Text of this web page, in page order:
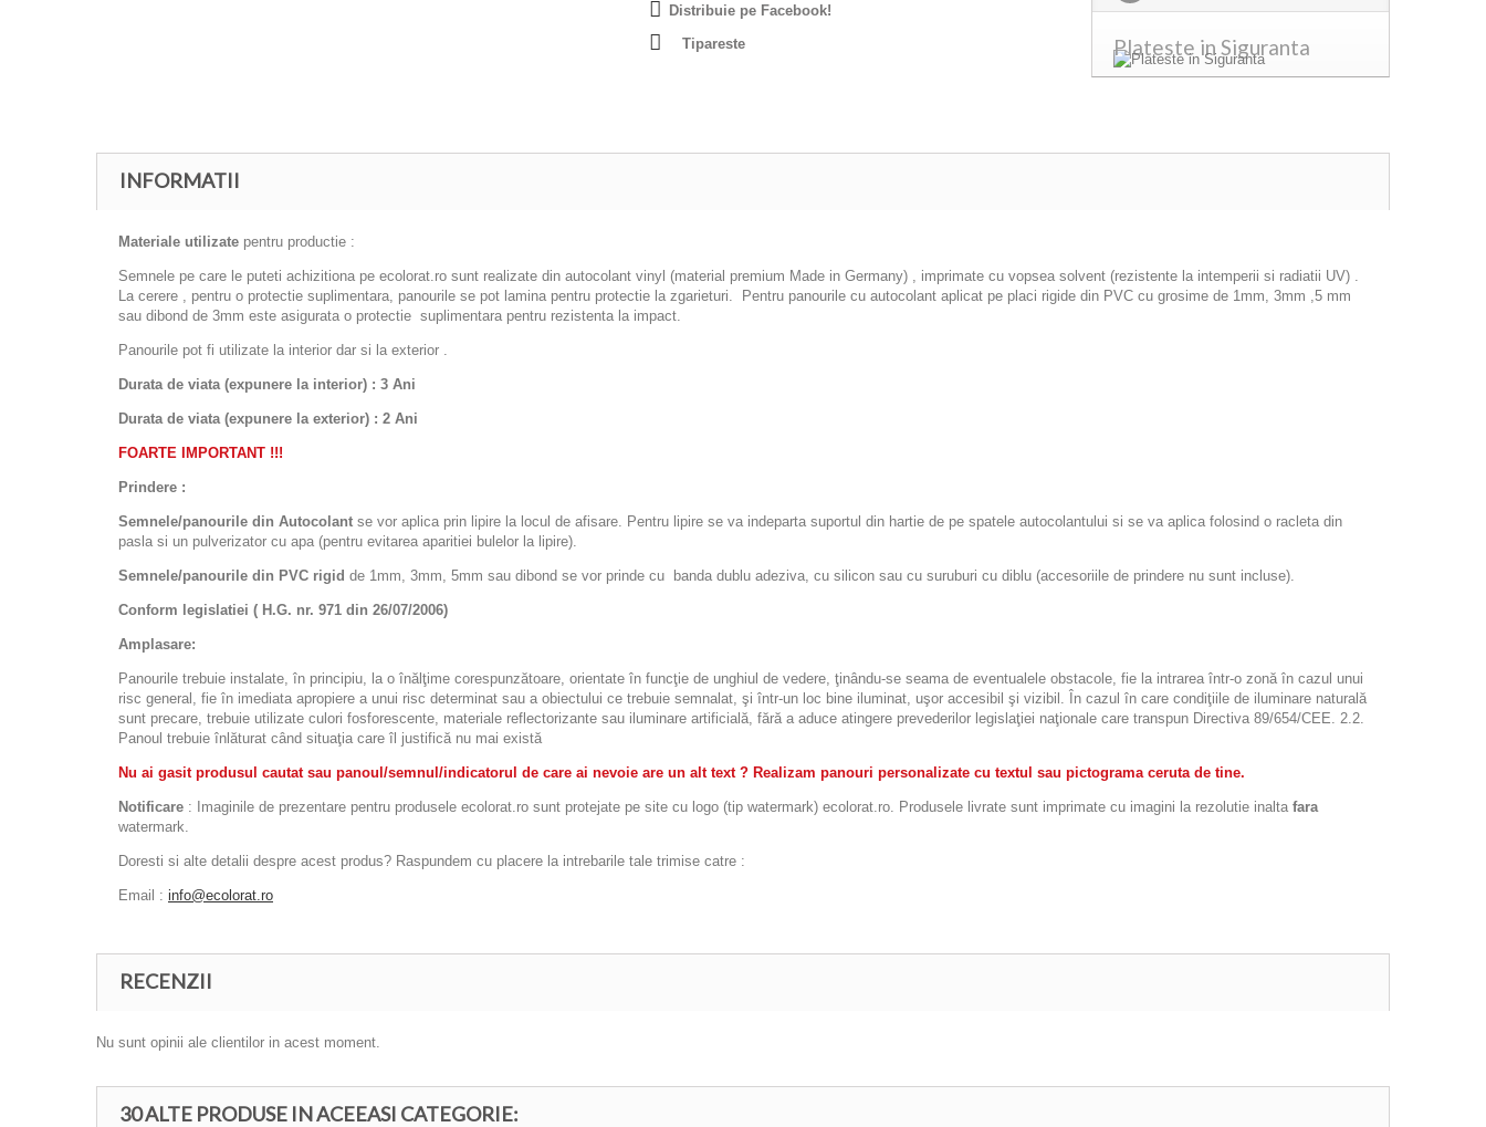
Distribuie pe Facebook!
Tipareste
Plateste in Siguranta
INFORMATII
Materiale utilizate pentru productie :
Semnele pe care le puteti achizitiona pe ecolorat.ro sunt realizate din autocolant vinyl (material premium Made in Germany) , imprimate cu vopsea solvent (rezistente la intemperii si radiatii UV) .
La cerere , pentru o protectie suplimentara, panourile se pot lamina pentru protectie la zgarieturi. Pentru panourile cu autocolant aplicat pe placi rigide din PVC cu grosime de 1mm, 3mm ,5 mm
sau dibond de 3mm este asigurata o protectie suplimentara pentru rezistenta la impact.
Panourile pot fi utilizate la interior dar si la exterior .
Durata de viata (expunere la interior) : 3 Ani
Durata de viata (expunere la exterior) : 2 Ani
FOARTE IMPORTANT !!!
Prindere :
Semnele/panourile din Autocolant se vor aplica prin lipire la locul de afisare. Pentru lipire se va indeparta suportul din hartie de pe spatele autocolantului si se va aplica folosind o racleta din
pasla si un pulverizator cu apa (pentru evitarea aparitiei bulelor la lipire).
Semnele/panourile din PVC rigid de 1mm, 3mm, 5mm sau dibond se vor prinde cu banda dublu adeziva, cu silicon sau cu suruburi cu diblu (accesoriile de prindere nu sunt incluse).
Conform legislatiei ( H.G. nr. 971 din 26/07/2006)
Amplasare:
Panourile trebuie instalate, în principiu, la o înălţime corespunzătoare, orientate în funcţie de unghiul de vedere, ţinându-se seama de eventualele obstacole, fie la intrarea într-o zonă în cazul unui
risc general, fie în imediata apropiere a unui risc determinat sau a obiectului ce trebuie semnalat, şi într-un loc bine iluminat, uşor accesibil şi vizibil. În cazul în care condiţiile de iluminare naturală
sunt precare, trebuie utilizate culori fosforescente, materiale reflectorizante sau iluminare artificială, fără a aduce atingere prevederilor legislaţiei naţionale care transpun Directiva 89/654/CEE. 2.2.
Panoul trebuie înlăturat când situaţia care îl justifică nu mai există
Nu ai gasit produsul cautat sau panoul/semnul/indicatorul de care ai nevoie are un alt text ? Realizam panouri personalizate cu textul sau pictograma ceruta de tine.
Notificare : Imaginile de prezentare pentru produsele ecolorat.ro sunt protejate pe site cu logo (tip watermark) ecolorat.ro. Produsele livrate sunt imprimate cu imagini la rezolutie inalta fara
watermark.
Doresti si alte detalii despre acest produs? Raspundem cu placere la intrebarile tale trimise catre :
Email : info@ecolorat.ro
RECENZII
Nu sunt opinii ale clientilor in acest moment.
30 ALTE PRODUSE IN ACEEASI CATEGORIE: